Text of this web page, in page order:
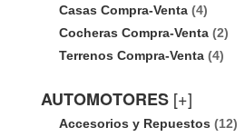
Casas Compra-Venta (4)
Cocheras Compra-Venta (2)
Terrenos Compra-Venta (4)
AUTOMOTORES [+]
Accesorios y Repuestos (12)